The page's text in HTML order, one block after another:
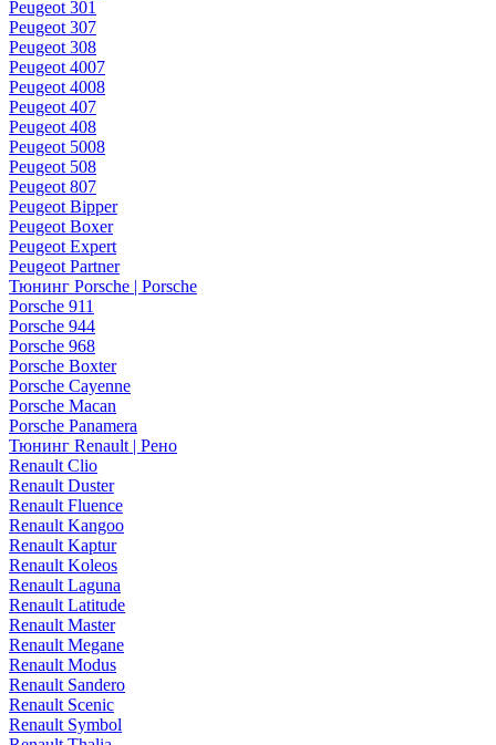
Peugeot 301
Peugeot 307
Peugeot 308
Peugeot 4007
Peugeot 4008
Peugeot 407
Peugeot 408
Peugeot 5008
Peugeot 508
Peugeot 807
Peugeot Bipper
Peugeot Boxer
Peugeot Expert
Peugeot Partner
Тюнинг Porsche | Porsche
Porsche 911
Porsche 944
Porsche 968
Porsche Boxter
Porsche Cayenne
Porsche Macan
Porsche Panamera
Тюнинг Renault | Рено
Renault Clio
Renault Duster
Renault Fluence
Renault Kangoo
Renault Kaptur
Renault Koleos
Renault Laguna
Renault Latitude
Renault Master
Renault Megane
Renault Modus
Renault Sandero
Renault Scenic
Renault Symbol